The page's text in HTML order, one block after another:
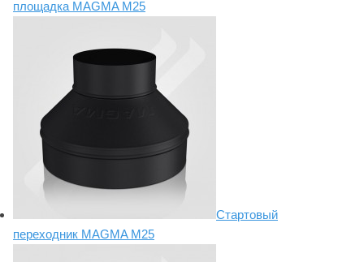
площадка MAGMA М25
Стартовый
переходник MAGMA М25